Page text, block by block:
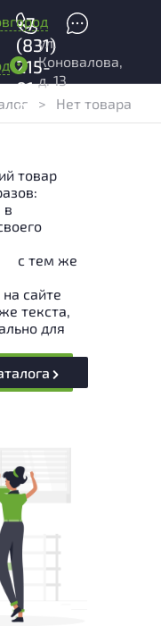
+7
(831)
215-
01-
04
ул.
Коновалова,
д. 13
> Нет товара
товар
в
с тем же
сайте
текста,
для